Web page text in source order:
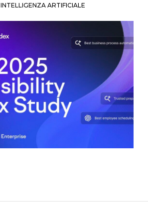
INTELLIGENZA ARTIFICIALE